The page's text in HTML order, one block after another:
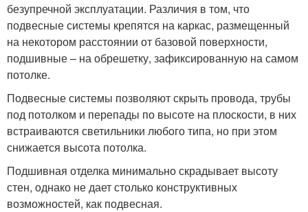
безупречной эксплуатации. Различия в том, что
подвесные системы крепятся на каркас, размещенный
на некотором расстоянии от базовой поверхности,
подшивные – на обрешетку, зафиксированную на самом
потолке.
Подвесные системы позволяют скрыть провода, трубы
под потолком и перепады по высоте на плоскости, в них
встраиваются светильники любого типа, но при этом
снижается высота потолка.
Подшивная отделка минимально скрадывает высоту
стен, однако не дает столько конструктивных
возможностей, как подвесная.